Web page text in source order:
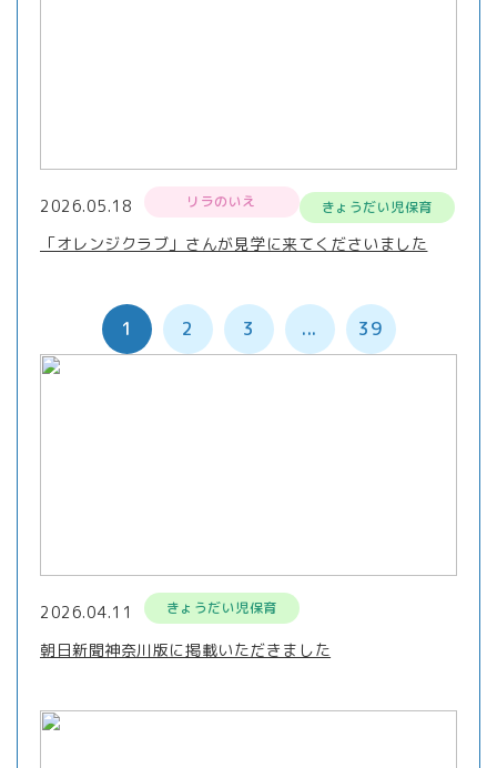
2026.05.18 リラのいえ きょうだい児保育
「オレンジクラブ」さんが見学に来てくださいました
1 2 3 ... 39
2026.04.11 きょうだい児保育
朝日新聞神奈川版に掲載いただきました